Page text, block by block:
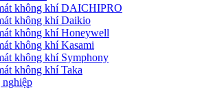
không khí DAICHIPRO
không khí Daikio
không khí Honeywell
không khí Kasami
không khí Symphony
không khí Taka
nghiệp